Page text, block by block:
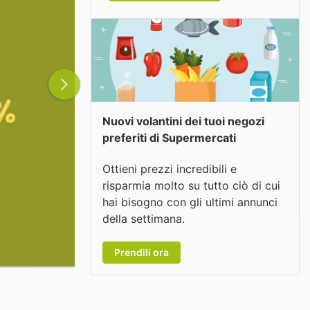
Nuovi volantini dei tuoi negozi
preferiti di Supermercati
Ottieni prezzi incredibili e
risparmia molto su tutto ciò di cui
hai bisogno con gli ultimi annunci
della settimana.
Prendili ora